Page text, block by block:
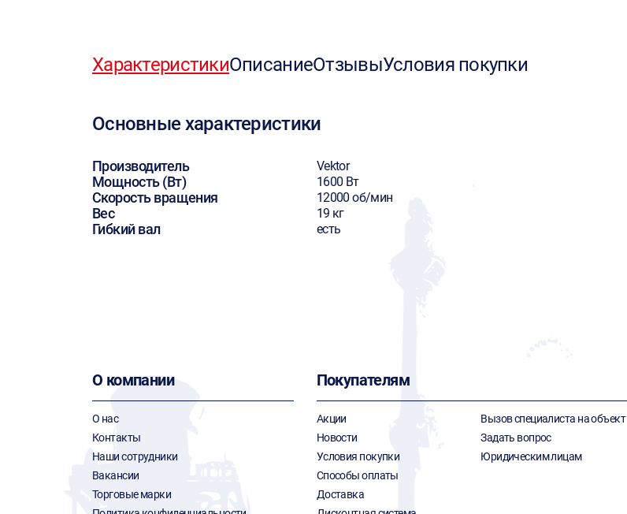
ХарактеристикиОписаниеОтзывыУсловия покупки
Основные характеристики
Производитель Vektor
Мощность (Вт) 1600 Вт
Скорость вращения 12000 об/мин
Вес 19 кг
Гибкий вал есть
О компании
О нас
Контакты
Наши сотрудники
Вакансии
Торговые марки
Покупателям
Акции
Новости
Условия покупки
Способы оплаты
Доставка
Вызов специалиста на объект
Задать вопрос
Юридическим лицам